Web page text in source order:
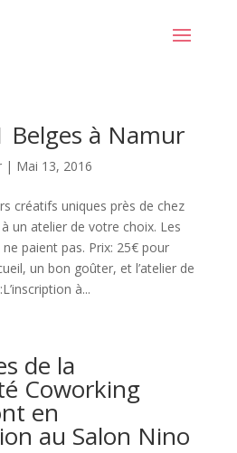
Belges à Namur
| Mai 13, 2016
créatifs uniques près de chez
un atelier de votre choix. Les
paient pas. Prix: 25€ pour
un bon goûter, et l’atelier de
à...
de la
Coworking
en
au Salon Nino